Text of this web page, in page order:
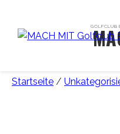
GOLFCLUB
Startseite /